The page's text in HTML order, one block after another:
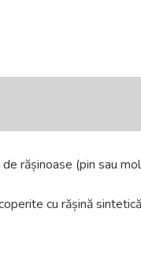
rășinoase (pin sau
cu rășină